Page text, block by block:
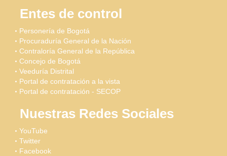
Entes de control
Personería de Bogotá
Procuraduría General de la Nación
Contraloría General de la República
Concejo de Bogotá
Veeduría Distrital
Portal de contratación a la vista
Portal de contratación - SECOP
Nuestras Redes Sociales
YouTube
Twitter
Facebook